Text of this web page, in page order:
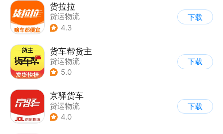
货拉拉
货运物流
4.3
下载
货车帮货主
货运物流
5.0
下载
京驿货车
货运物流
4.0
下载